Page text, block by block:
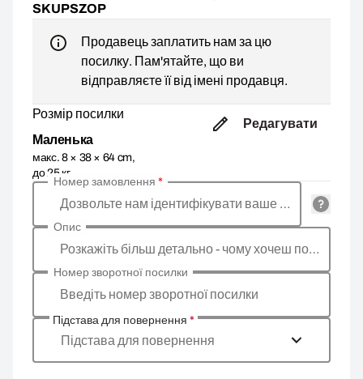
SKUPSZOP
Продавець заплатить нам за цю
посилку. Пам'ятайте, що ви
відправляєте її від імені продавця.
Розмір посилки
Маленька
макс. 8 × 38 × 64 cm,
до 25 кг
Редагувати
Дозвольте нам ідентифікувати ваше замовлення
Номер замовлення *
Розкажіть більш детально - чому хочеш повернути товар, яка причина?
Опис
Введіть номер зворотної посилки
Номер зворотної посилки
Підстава для повернення *
Підстава для повернення